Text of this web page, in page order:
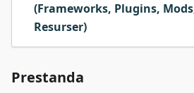
(Frameworks, Plugins,
Resurser)
Prestanda